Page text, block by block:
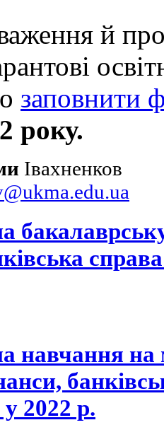
й
заповнити
року.
Івахненков
навчання на
2022 р.